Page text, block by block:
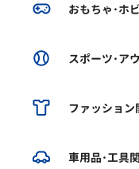
おもちゃ･ホ
スポーツ･ア
ファッション
車用品･工具